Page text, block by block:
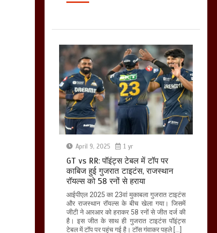
April 9, 2025 1 yr
GT vs RR: पॉइंट्स टेबल में टॉप पर
काबिज हुई गुजरात टाइटंस, राजस्थान
रॉयल्स को 58 रनों से हराया
आईपीएल 2025 का 23वां मुकाबला गुजरात टाइटंस
और राजस्थान रॉयल्स के बीच खेला गया। जिसमें
जीटी ने आरआर को हराकर 58 रनों से जीत दर्ज की
है। इस जीत के साथ ही गुजरात टाइटंस पॉइंट्स
टेबल में टॉप पर पहुंच गई है। टॉस गंवाकर पहले […]